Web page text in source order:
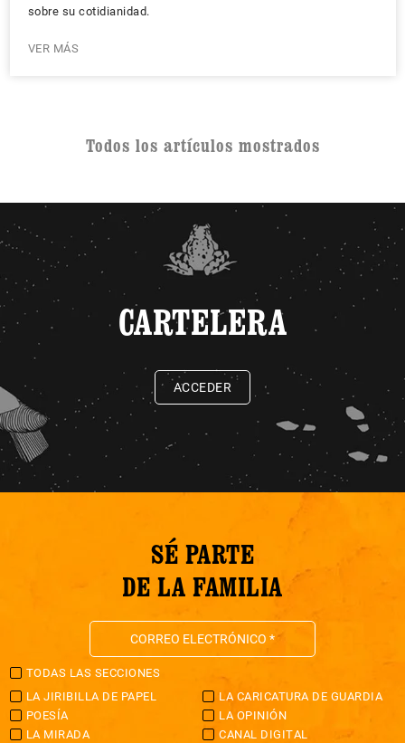
sobre su cotidianidad.
VER MÁS
Todos los artículos mostrados
CARTELERA
ACCEDER
SÉ PARTE
DE LA FAMILIA
TODAS LAS SECCIONES
LA JIRIBILLA DE PAPEL
LA CARICATURA DE GUARDIA
POESÍA
LA OPINIÓN
LA MIRADA
CANAL DIGITAL